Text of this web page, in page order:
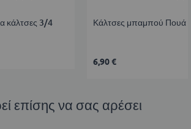
κάλτσες 3/4
Κάλτσες μπαμπού Πουά
6,90 €
επίσης να σας αρέσει